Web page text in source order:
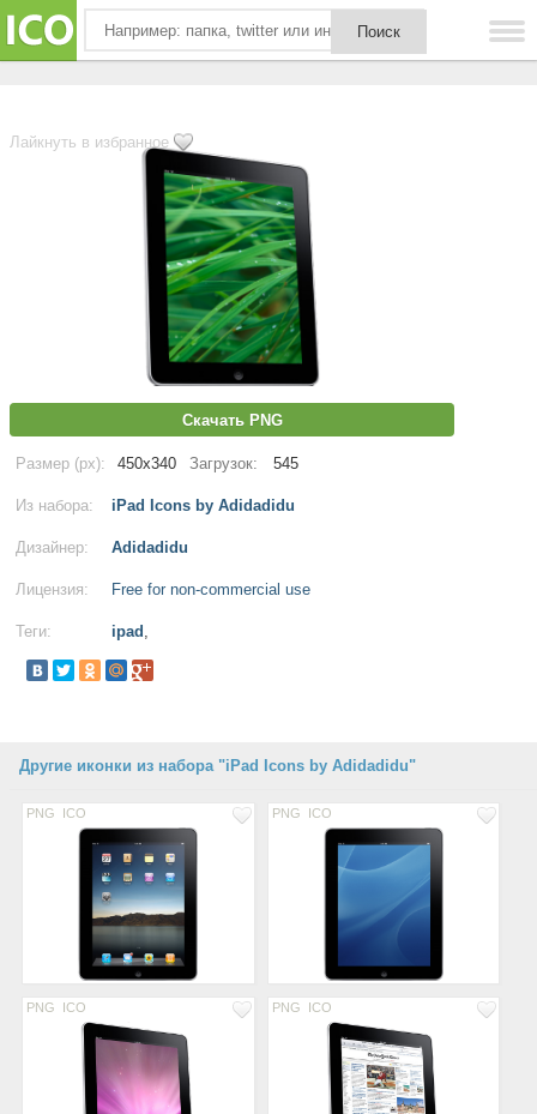
Лайкнуть в избранное
Скачать PNG
Размер (px): 450x340 Загрузок: 545
Из набора: iPad Icons by Adidadidu
Дизайнер: Adidadidu
Лицензия: Free for non-commercial use
Теги: ipad ,
Другие иконки из набора "iPad Icons by Adidadidu"
PNG ICO PNG ICO
PNG ICO PNG ICO